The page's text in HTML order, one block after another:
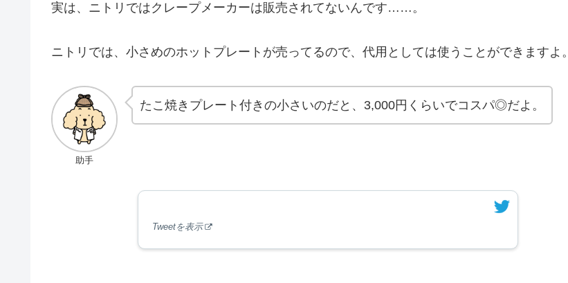
実は、ニトリではクレープメーカーは販売されてないんです……。
ニトリでは、小さめのホットプレートが売ってるので、代用としては使うことができますよ。
助手
たこ焼きプレート付きの小さいのだと、3,000円くらいでコスパ◎だよ。
Tweetを表示